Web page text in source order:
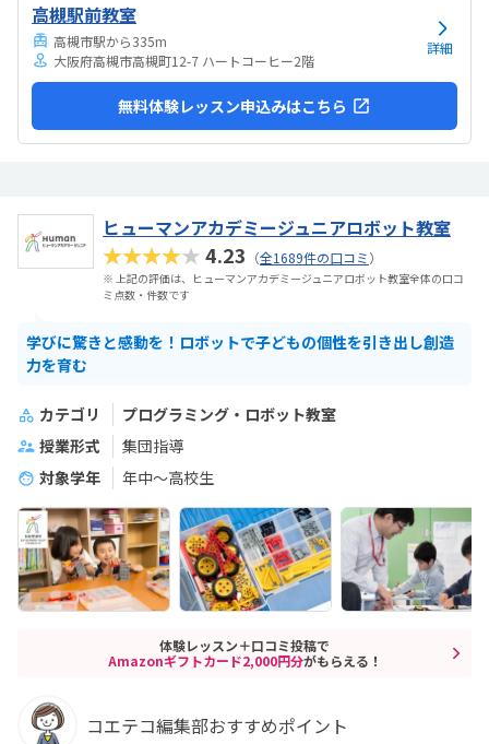
高槻駅前教室
高槻市駅から335m
大阪府高槻市高槻町12-7 ハートコーヒー2階
詳細
無料体験レッスン申込みはこちら
ヒューマンアカデミージュニアロボット教室
★★★★★4.23 （全1689件の口コミ）
※ 上記の評価は、ヒューマンアカデミージュニアロボット教室全体の口コ
ミ点数・件数です
学びに驚きと感動を！ロボットで子どもの個性を引き出し創造
力を育む
カテゴリ
プログラミング・ロボット教室
授業形式
集団指導
対象学年
年中～高校生
体験レッスン＋口コミ投稿で
Amazonギフトカード2,000円分がもらえる！
コエテコ編集部おすすめポイント